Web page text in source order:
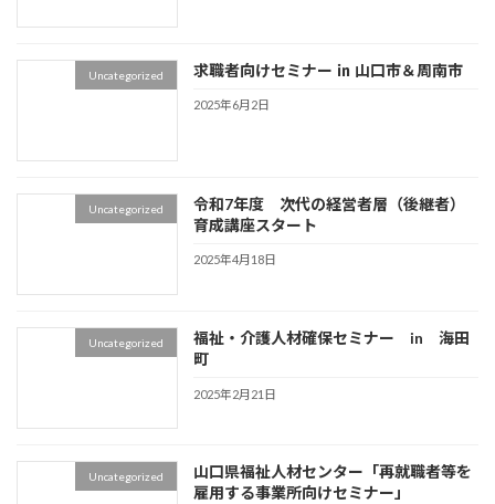
Uncategorized 求職者向けセミナー ㏌ 山口市＆周南市
2025年6月2日
Uncategorized
令和7年度 次代の経営者層（後継者）
育成講座スタート
2025年4月18日
Uncategorized
福祉・介護人材確保セミナー in 海田
町
2025年2月21日
Uncategorized
山口県福祉人材センター「再就職者等を
雇用する事業所向けセミナー」